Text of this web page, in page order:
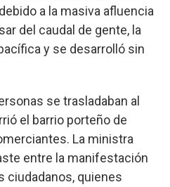
a la masiva afluencia
del caudal de gente, la
y se desarrolló sin
se trasladaban al
el barrio porteño de
La ministra
entre la manifestación
ciudadanos, quienes